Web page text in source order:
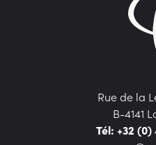
Rue de la
B-4141
Tél: +32